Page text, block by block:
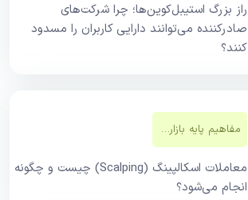
راز بزرگ استیبل‌کوین‌ها؛ چرا شرکت‌های
صادرکننده می‌توانند دارایی کاربران را مسدود
کنند؟
مفاهیم پایه بازار‌های مالی
معاملات اسکالپینگ (Scalping) چیست و چگونه
انجام می‌شود؟